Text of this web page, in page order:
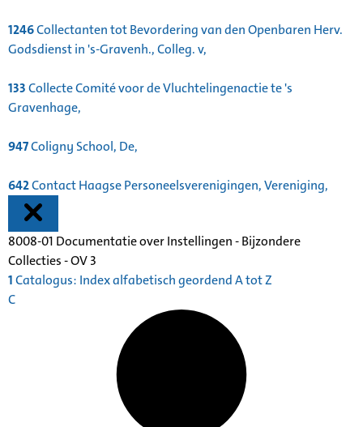
1246Collectanten tot Bevordering van den Openbaren Herv.
Godsdienst in 's-Gravenh., Colleg. v,
133Collecte Comité voor de Vluchtelingenactie te 's
Gravenhage,
947Coligny School, De,
642Contact Haagse Personeelsverenigingen, Vereniging,
8008-01 Documentatie over Instellingen - Bijzondere
Collecties - OV 3
1Catalogus: Index alfabetisch geordend A tot Z
C